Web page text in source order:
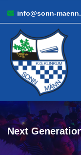
info@sonn-
Next